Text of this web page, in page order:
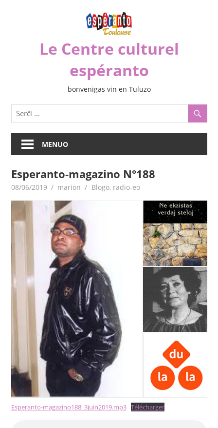
Le Centre culturel
espéranto
bonvenigas vin en Tuluzo
MENUO
Esperanto-magazino N°188
08/06/2019 marion Blogo, radio-eo
Esperanto-magazino188_3juin2019.mp3 Télécharger